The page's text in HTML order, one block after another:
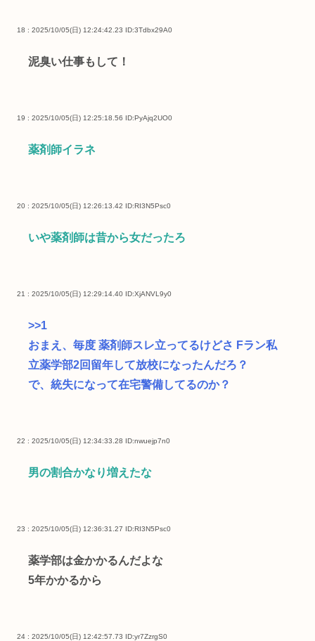
18 : 2025/10/05(日) 12:24:42.23 ID:3Tdbx29A0
泥臭い仕事もして！
19 : 2025/10/05(日) 12:25:18.56 ID:PyAjq2UO0
薬剤師イラネ
20 : 2025/10/05(日) 12:26:13.42 ID:RI3N5Psc0
いや薬剤師は昔から女だったろ
21 : 2025/10/05(日) 12:29:14.40 ID:XjANVL9y0
>>1
おまえ、毎度 薬剤師スレ立ってるけどさ Fラン私
立薬学部2回留年して放校になったんだろ？
で、統失になって在宅警備してるのか？
22 : 2025/10/05(日) 12:34:33.28 ID:nwuejp7n0
男の割合かなり増えたな
23 : 2025/10/05(日) 12:36:31.27 ID:RI3N5Psc0
薬学部は金かかるんだよな
5年かかるから
24 : 2025/10/05(日) 12:42:57.73 ID:yr7ZzrgS0